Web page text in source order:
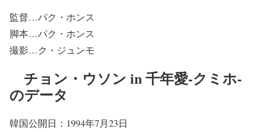
監督…パク・ホンス
脚本…パク・ホンス
撮影…ク・ジュンモ
チョン・ウソン in 千年愛-クミホ-
のデータ
韓国公開日：1994年7月23日